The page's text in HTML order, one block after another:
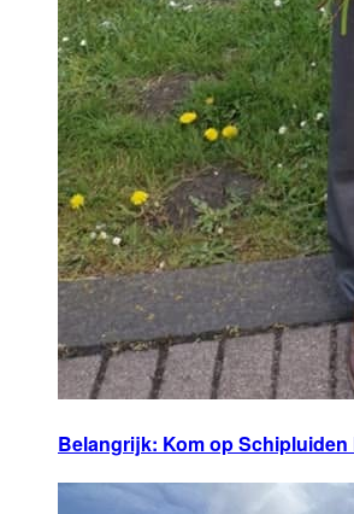
Belangrijk: Kom op Schipluiden